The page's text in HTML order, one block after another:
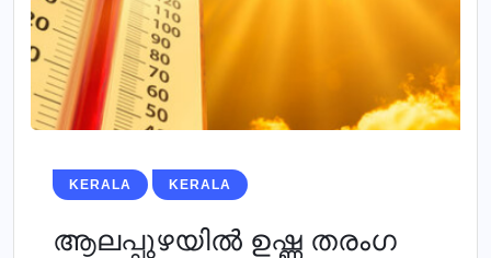
KERALA KERALA
ആലപ്പുഴയില്‍ ഉഷ്ണ തരംഗ